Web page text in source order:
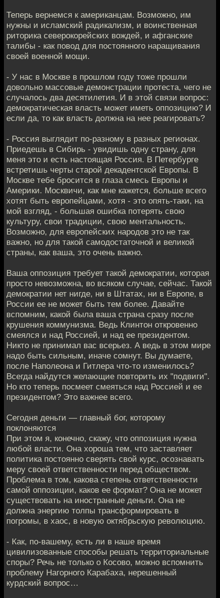
Теперь вернемся к американцам. Возможно, им
нужны и исламский радикализм, и воинственная
риторика северокорейских вождей, и афганские
талибы - как повод для постоянного наращивания
своей военной мощи.
- У нас в Москве в прошлом году тоже прошли
довольно массовые демонстрации протеста, чего не
случалось два десятилетия. И в этой связи вопрос:
демократическая власть может иметь оппозицию? И
если да, то как власть должна на нее реагировать?
- Россия выглядит по-разному в разных регионах.
Приедешь в Сибирь - увидишь одну страну, для
меня это и есть настоящая Россия. В Петербурге
встретишь черты старой декадентской Европы. В
Москве тебе бросится в глаза смесь Европы и
Америки. Москвичи, как мне кажется, больше всего
хотят быть европейцами, хотя - это опять-таки, на
мой взгляд, - большая ошибка потерять свою
культуру, свои традиции, свою ментальность.
Возможно, для европейских народов это не так
важно, но для такой самодостаточной и великой
страны, как ваша, это очень важно.
Ваша оппозиция требует такой демократии, которая
просто невозможна, во всяком случае, сейчас. Такой
демократии нет нигде, ни в Штатах, ни в Европе, в
России ее не может быть тем более. Давайте
вспомним, какой была ваша страна сразу после
крушения коммунизма. Ведь Клинтон откровенно
смеялся и над Россией, и над ее президентом.
Никто не принимал вас всерьез. А ведь в этом мире
надо быть сильным, иначе сомнут. Вы думаете,
после Наполеона и Гитлера что-то изменилось?
Всегда найдутся желающие повторить их "подвиги".
Но кто теперь посмеет смеяться над Россией и ее
президентом? Это важнее всего.
Сегодня деньги — главный бог, которому
поклоняются
При этом я, конечно, скажу, что оппозиция нужна
любой власти. Она хороша тем, что заставляет
политика постоянно сверять свой курс, осознавать
меру своей ответственности перед обществом.
Проблема в том, какова степень ответственности
самой оппозиции, каков ее формат? Она не может
существовать на иностранные деньги. Она не
должна энергию толпы трансформировать в
погромы, в хаос, в новую октябрьскую революцию.
- Как, по-вашему, есть ли в наше время
цивилизованные способы решать территориальные
споры? Речь не только о Косово, можно вспомнить
проблему Нагорного Карабаха, нерешенный
курдский вопрос…